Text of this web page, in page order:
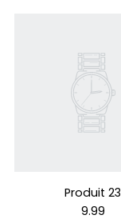
Produit 23
9.99